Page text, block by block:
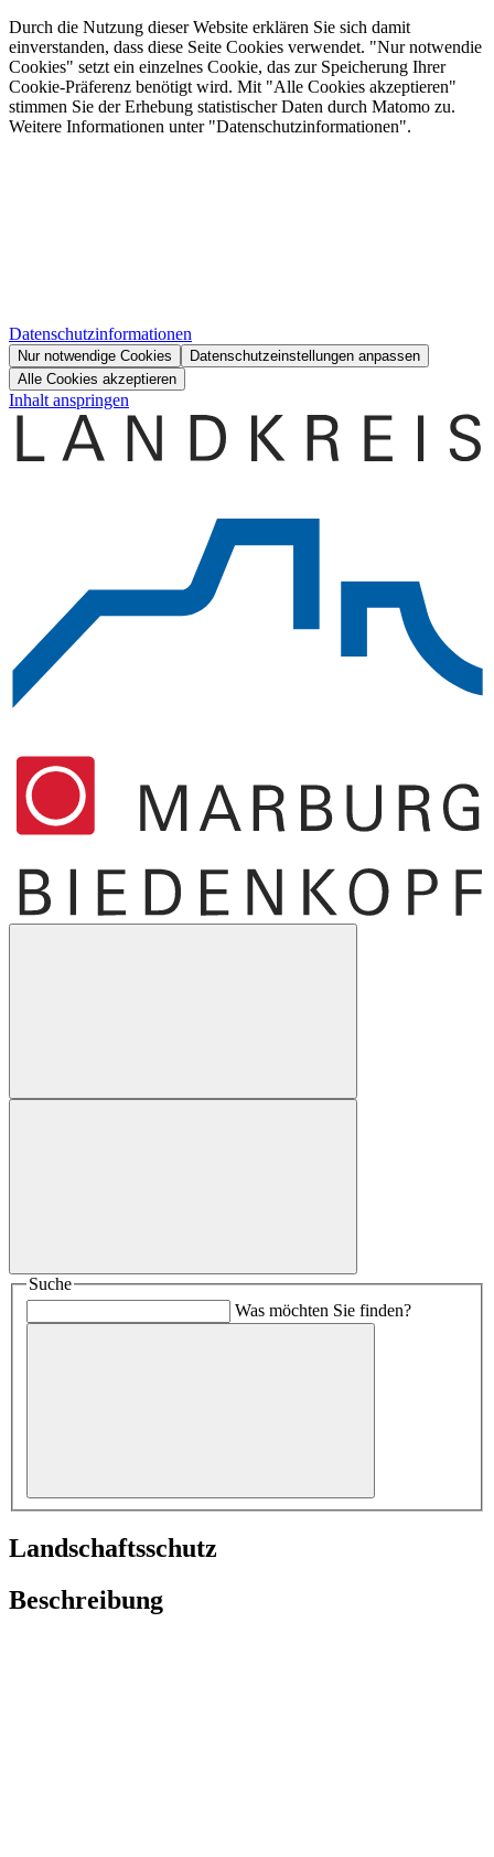
Durch die Nutzung dieser Website erklären Sie sich damit
einverstanden, dass diese Seite Cookies verwendet. "Nur notwendie
Cookies" setzt ein einzelnes Cookie, das zur Speicherung Ihrer
Cookie-Präferenz benötigt wird. Mit "Alle Cookies akzeptieren"
stimmen Sie der Erhebung statistischer Daten durch Matomo zu.
Weitere Informationen unter "Datenschutzinformationen".
Datenschutzinformationen
Nur notwendige Cookies
Datenschutzeinstellungen anpassen
Alle Cookies akzeptieren
Inhalt anspringen
Suche
Was möchten Sie finden?
Landschaftsschutz
Beschreibung